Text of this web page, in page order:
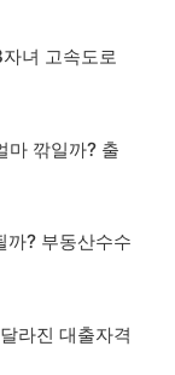
녀 고속도로
마 깎일까? 출
까? 부동산수수
라진 대출자격